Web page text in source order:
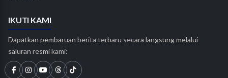
IKUTI KAMI
Dapatkan pembaruan berita terbaru secara langsung melalui
saluran resmi kami: